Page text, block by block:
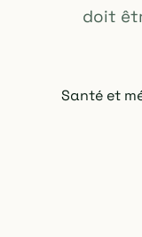
doit
Santé et